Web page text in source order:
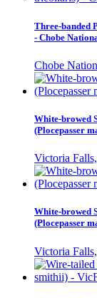
Three-banded
- Chobe
Chobe
White-browed
(Plocepasser
Victoria
White-browed
(Plocepasser
Victoria